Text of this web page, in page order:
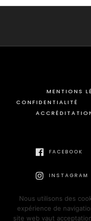
MENTIONS
CONFIDENTIALITÉ
FACEBOOK
INSTAGRAM
Nous utilisons des
expérience de
site web vaut